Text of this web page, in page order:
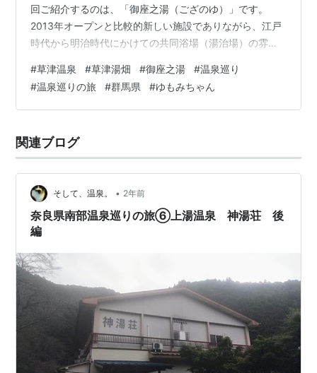
回ご紹介するのは、「御座之湯（ござのゆ）」です。
2013年オープンと比較的新しい施設でありながら、江戸
時代から明治時代にかけての共同浴場（湯治場）の雰囲
歴史を感じる建物、草津を代表する2種類の源泉、そして
湯上がりの休憩まで、タイムスリップ気分で楽しんでき
た体験をレポートします！ 湯畑すぐ前！雨の日でも賑わ
にくの大雨にもかかわらず、さすが人気の施設、そこそ
こ人が入っていました。 受付でまず…
#草津温泉 #草津湯畑 #御座之湯 #温泉巡り
#温泉巡りの旅 #群馬県 #ゆもみちゃん
関連ブログ
そして、温泉。 • 2年前
奈良県南部温泉巡りの旅⑥上湯温泉 神湯荘 後
編